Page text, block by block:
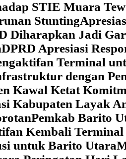
STIE Muara
Stunting
Diharapkan Jadi
DPRD Apresiasi
Terminal
dengan
Kawal Ketat
Kabupaten Layak
Pemkab Barito
Kembali
untuk Barito Utara